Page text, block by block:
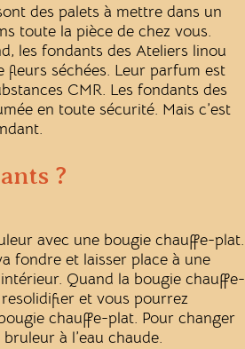
des palets à mettre dans un
toute la pièce de chez vous.
les fondants des Ateliers linou
séchées. Leur parfum est
CMR. Les fondants des
en toute sécurité. Mais c’est
?
avec une bougie chauffe-plat.
fondre et laisser place à une
Quand la bougie chauffe-
et vous pourrez
chauffe-plat. Pour changer
à l’eau chaude.